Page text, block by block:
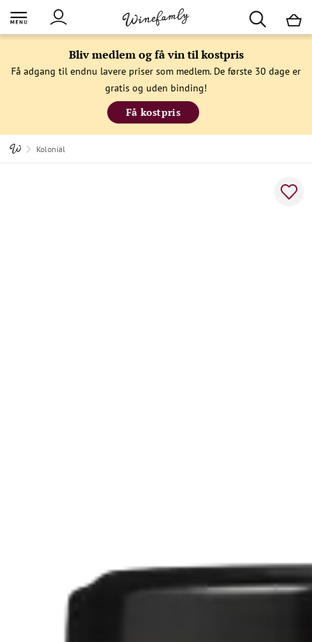
Bliv medlem og få vin til kostpris
Få adgang til endnu lavere priser som medlem. De første 30 dage er
gratis og uden binding!
Få kostpris
Kolonial